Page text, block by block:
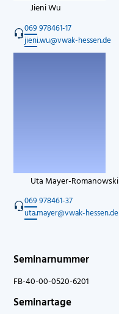
Jieni Wu
069 978461-17
jieni.wu@vwak-hessen.de
Uta Mayer-Romanowski
069 978461-37
uta.mayer@vwak-hessen.de
Seminarnummer
FB-40-00-0520-6201
Seminartage